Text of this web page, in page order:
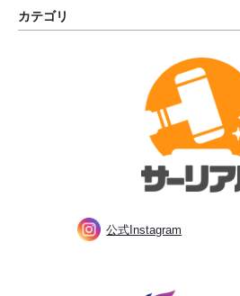
公式Instagram
カテゴリ